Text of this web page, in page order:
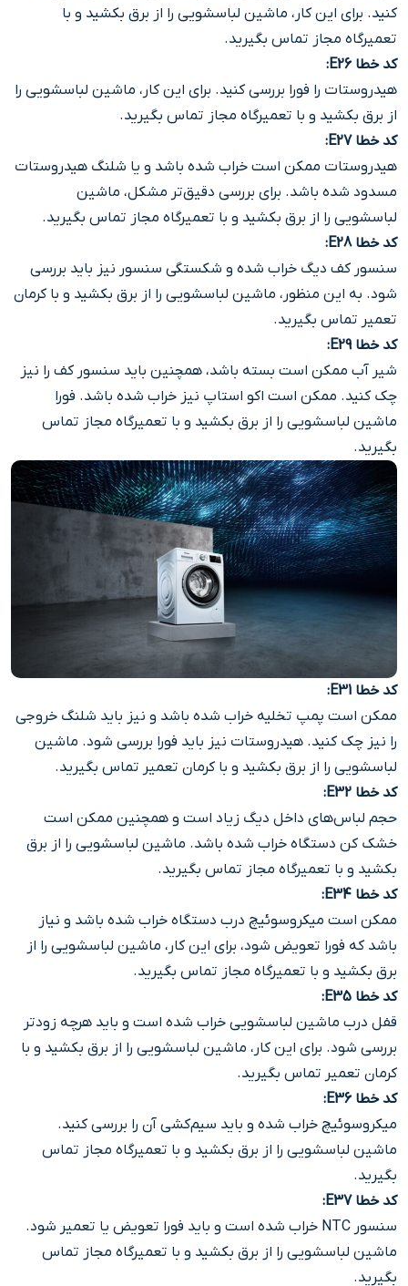
کنید. برای این کار، ماشین لباسشویی را از برق بکشید و با
تعمیرگاه مجاز تماس بگیرید.
کد خطا E26
:
هیدروستات را فورا بررسی کنید. برای این کار، ماشین لباسشویی را
از برق بکشید و با تعمیرگاه مجاز تماس بگیرید.
کد خطا E27
:
هیدروستات ممکن است خراب شده باشد و یا شلنگ هیدروستات
مسدود شده باشد. برای بررسی دقیق‌تر مشکل، ماشین
لباسشویی را از برق بکشید و با تعمیرگاه مجاز تماس بگیرید.
کد خطا E28
:
سنسور کف دیگ خراب شده و شکستگی سنسور نیز باید بررسی
شود. به این منظور، ماشین لباسشویی را از برق بکشید و با کرمان
تعمیر تماس بگیرید.
کد خطا E29
:
شیر آب ممکن است بسته باشد، همچنین باید سنسور کف را نیز
چک کنید. ممکن است اکو استاپ نیز خراب شده باشد. فورا
ماشین لباسشویی را از برق بکشید و با تعمیرگاه مجاز تماس
بگیرید.
کد خطا E31
:
ممکن است پمپ تخلیه خراب شده باشد و نیز باید شلنگ خروجی
را نیز چک کنید. هیدروستات نیز باید فورا بررسی شود. ماشین
لباسشویی را از برق بکشید و با کرمان تعمیر تماس بگیرید.
کد خطا E32
:
حجم لباس‌های داخل دیگ زیاد است و همچنین ممکن است
خشک کن دستگاه خراب شده باشد. ماشین لباسشویی را از برق
بکشید و با تعمیرگاه مجاز تماس بگیرید.
کد خطا E34
:
ممکن است میکروسوئیچ درب دستگاه خراب شده باشد و نیاز
باشد که فورا تعویض شود، برای این کار، ماشین لباسشویی را از
برق بکشید و با تعمیرگاه مجاز تماس بگیرید.
کد خطا E35
:
قفل درب ماشین لباسشویی خراب شده است و باید هرچه زودتر
بررسی شود. برای این کار، ماشین لباسشویی را از برق بکشید و با
کرمان تعمیر تماس بگیرید.
کد خطا E36
:
میکروسوئیچ خراب شده و باید سیم‌کشی آن را بررسی کنید.
ماشین لباسشویی را از برق بکشید و با تعمیرگاه مجاز تماس
بگیرید.
کد خطا E37
:
سنسور NTC خراب شده است و باید فورا تعویض یا تعمیر شود.
ماشین لباسشویی را از برق بکشید و با تعمیرگاه مجاز تماس
بگیرید.